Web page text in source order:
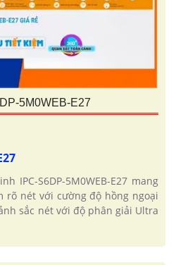
5M0WEB-E27
IPC-S6DP-5M0WEB-E27 mang
rõ nét với cường độ hồng ngoại
sắc nét với độ phân giải Ultra